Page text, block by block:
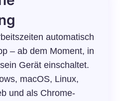
automatisch
– ab dem Moment, in
Gerät einschaltet.
macOS, Linux,
und als Chrome-